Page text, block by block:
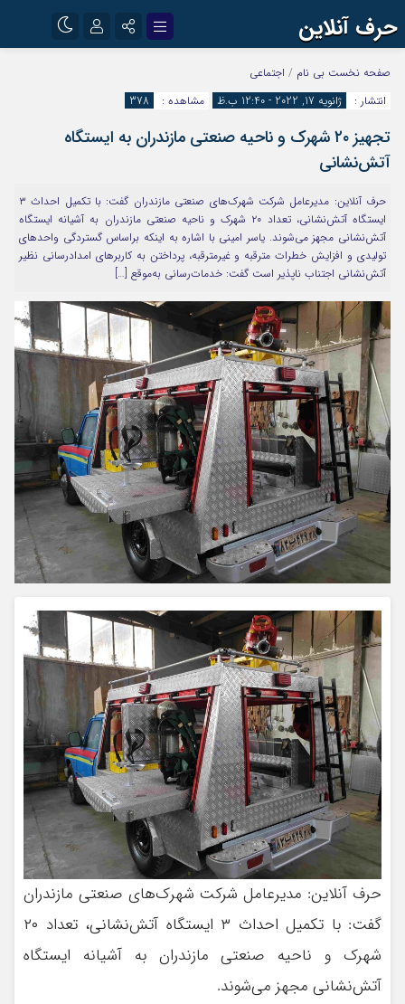
حرف آنلاین
اینستاگرام
آپارات
رمز عبور
مرا به خاطر بسپار
صفحه نخست بی نام / اجتماعی
انتشار :
ژانویه 17, 2022 - 12:40 ب.ظ مشاهده : 378
تجهيز ۲۰ شهرک و ناحیه صنعتی مازندران به ايستگاه
آتش‌نشانی
حرف آنلاین: مديرعامل شركت شهرك‌های صنعتی مازندران گفت: با تكميل احداث ۳
ايستگاه آتش‌نشانی، تعداد ۲۰ شهرک و ناحيه صنعتی مازندران به آشيانه ايستگاه
آتش‌نشانی مجهز می‌شوند. ياسر امينی با اشاره به اينكه براساس گستردگی واحدهاي
توليدی و افزايش خطرات مترقبه و غيرمترقبه، پرداختن به كاربرهای امدادرسانی نظير
آتش‌نشانی اجتناب ناپذير است گفت: خدمات‌رسانی به‌موقع […]
حرف آنلاین: مديرعامل شركت شهرك‌های صنعتی مازندران
گفت: با تكميل احداث ۳ ايستگاه آتش‌نشانی، تعداد ۲۰
شهرک و ناحيه صنعتی مازندران به آشيانه ايستگاه
آتش‌نشانی مجهز می‌شوند.